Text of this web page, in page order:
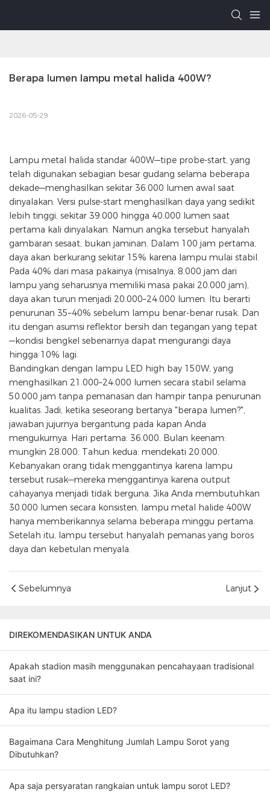
Berapa lumen lampu metal halida 400W?
2026-05-29
Lampu metal halida standar 400W—tipe probe-start, yang
telah digunakan sebagian besar gudang selama beberapa
dekade—menghasilkan sekitar 36.000 lumen awal saat
dinyalakan. Versi pulse-start menghasilkan daya yang sedikit
lebih tinggi, sekitar 39.000 hingga 40.000 lumen saat
pertama kali dinyalakan. Namun angka tersebut hanyalah
gambaran sesaat, bukan jaminan. Dalam 100 jam pertama,
daya akan berkurang sekitar 15% karena lampu mulai stabil.
Pada 40% dari masa pakainya (misalnya, 8.000 jam dari
lampu yang seharusnya memiliki masa pakai 20.000 jam),
daya akan turun menjadi 20.000–24.000 lumen. Itu berarti
penurunan 35–40% sebelum lampu benar-benar rusak. Dan
itu dengan asumsi reflektor bersih dan tegangan yang tepat
—kondisi bengkel sebenarnya dapat mengurangi daya
hingga 10% lagi.
Bandingkan dengan lampu LED high bay 150W, yang
menghasilkan 21.000–24.000 lumen secara stabil selama
50.000 jam tanpa pemanasan dan hampir tanpa penurunan
kualitas. Jadi, ketika seseorang bertanya "berapa lumen?",
jawaban jujurnya bergantung pada kapan Anda
mengukurnya. Hari pertama: 36.000. Bulan keenam:
mungkin 28.000. Tahun kedua: mendekati 20.000.
Kebanyakan orang tidak menggantinya karena lampu
tersebut rusak—mereka menggantinya karena output
cahayanya menjadi tidak berguna. Jika Anda membutuhkan
30.000 lumen secara konsisten, lampu metal halide 400W
hanya memberikannya selama beberapa minggu pertama.
Setelah itu, lampu tersebut hanyalah pemanas yang boros
daya dan kebetulan menyala.
Sebelumnya Lanjut
DIREKOMENDASIKAN UNTUK ANDA
Apakah stadion masih menggunakan pencahayaan tradisional
saat ini?
Apa itu lampu stadion LED?
Bagaimana Cara Menghitung Jumlah Lampu Sorot yang
Dibutuhkan?
Apa saja persyaratan rangkaian untuk lampu sorot LED?